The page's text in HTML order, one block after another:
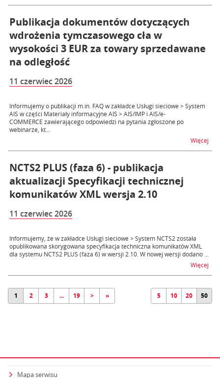
Publikacja dokumentów dotyczących
wdrożenia tymczasowego cła w
wysokości 3 EUR za towary sprzedawane
na odległość
11 czerwiec 2026
Informujemy o publikacji m.in. FAQ w zakładce Usługi sieciowe > System
AIS w części Materiały informacyjne AIS > AIS/IMP i AIS/e-
COMMERCE zawierającego odpowiedzi na pytania zgłoszone po
webinarze, kt...
Więcej
NCTS2 PLUS (faza 6) - publikacja
aktualizacji Specyfikacji technicznej
komunikatów XML wersja 2.10
11 czerwiec 2026
Informujemy, że w zakładce Usługi sieciowe > System NCTS2 została
opublikowana skorygowana specyfikacja techniczna komunikatów XML
dla systemu NCTS2 PLUS (faza 6) w wersji 2.10. W nowej wersji dodano ...
Więcej
1 2 3 ... 19 > » 5 10 20 50
Mapa serwisu